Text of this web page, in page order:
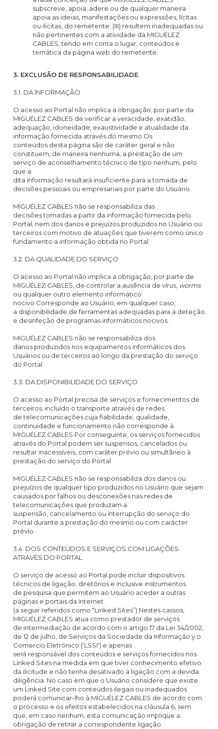
subscreve, apoia, adere ou de qualquer maneira
apoia as ideias, manifestações ou expressões, lícitas
ou ilícitas, do remetente; (III) resultem inadequadas ou
não pertinentes com a atividade da MIGUÉLEZ
CABLES, tendo em conta o lugar, conteúdos e
temática da página web do remetente.
3. EXCLUSÃO DE RESPONSABILIDADE
3.1. DA INFORMAÇÃO
O acesso ao Portal não implica a obrigação, por parte da
MIGUÉLEZ CABLES de verificar a veracidade, exatidão,
adequação, idoneidade, exaustividade e atualidade da
informação fornecida através do mesmo.Os
conteúdos desta página são de caráter geral e não
constituem, de maneira nenhuma, a prestação de um
serviço de aconselhamento técnico de tipo nenhum, pelo
que a
dita informação resultará insuficiente para a tomada de
decisões pessoais ou empresariais por parte do Usuário.
MIGUÉLEZ CABLES não se responsabiliza das
decisões tomadas a partir da informação fornecida pelo
Portal, nem dos danos e prejuízos produzidos no Usuário ou
terceiros com motivo de atuações que tiverem como único
fundamento a informação obtida no Portal.
3.2. DA QUALIDADE DO SERVIÇO
O acesso ao Portal não implica a obrigação, por parte de
MIGUÉLEZ CABLES, de controlar a ausência de vírus, worms
ou qualquer outro elemento informático
nocivo.Corresponde ao Usuário, em qualquer caso,
a disponibilidade de ferramentas adequadas para a deteção
e desinfeção de programas informáticos nocivos.
MIGUÉLEZ CABLES não se responsabiliza dos
danos produzidos nos equipamentos informáticos dos
Usuários ou de terceiros ao longo da prestação do serviço
do Portal.
3.3. DA DISPONIBILIDADE DO SERVIÇO
O acesso ao Portal precisa de serviços e fornecimentos de
terceiros, incluído o transporte através de redes
de telecomunicações cuja fiabilidade, qualidade,
continuidade e funcionamento não corresponde à
MIGUÉLEZ CABLES.Por conseguinte, os serviços fornecidos
através do Portal podem ser suspensos, cancelados ou
resultar inacessíveis, com caráter prévio ou simultâneo à
prestação do serviço do Portal.
MIGUÉLEZ CABLES não se responsabiliza dos danos ou
prejuízos de qualquer tipo produzidos no Usuário que sejam
causados por falhos ou desconexões nas redes de
telecomunicações que produzam a
suspensão, cancelamento ou interrupção do serviço do
Portal durante a prestação do mesmo ou com carácter
prévio.
3.4. DOS CONTEÚDOS E SERVIÇOS COM LIGAÇÕES
ATRAVÉS DO PORTAL
O serviço de acesso ao Portal pode incluir dispositivos
técnicos de ligação, diretórios e inclusive instrumentos
de pesquisa que permitem ao Usuário aceder a outras
páginas e portais da Internet
(a seguir referidos como “Linked Sites”).Nestes cassos,
MIGUÉLEZ CABLES atua como prestador de serviços
de intermediação de acordo com o artigo 17 da Lei 34/2002,
de 12 de julho, de Serviços da Sociedade da Informação y o
Comercio Eletrónico (‘LSSI') e apenas
será responsável dos conteúdos e serviços fornecidos nos
Linked Sites na medida em que tiver conhecimento efetivo
da ilicitude e não tenha desativado a ligação com a devida
diligência. No caso em que o Usuário considere que existe
um Linked Site com conteúdos ilegais ou inadequados
poderá comunicar-lho à MIGUÉLEZ CABLES de acordo com
o processo e os efeitos estabelecidos na cláusula 6, sem
que, em caso nenhum, esta comunicação implique a
obrigação de retirar a correspondente ligação.